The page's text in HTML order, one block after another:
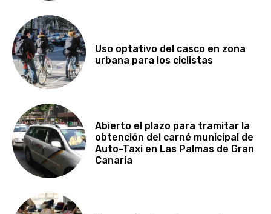
Uso optativo del casco en zona
urbana para los ciclistas
Abierto el plazo para tramitar la
obtención del carné municipal de
Auto-Taxi en Las Palmas de Gran
Canaria